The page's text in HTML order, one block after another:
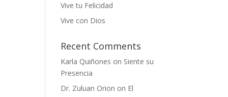
Vive tu Felicidad
Vive con Dios
Recent Comments
Karla Quiñones on Siente su
Presencia
Dr. Zuluan Orion on El